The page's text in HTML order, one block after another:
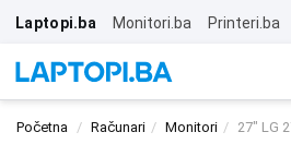
Laptopi.ba Monitori.ba Printeri.ba
Početna Računari Monitori 27" LG